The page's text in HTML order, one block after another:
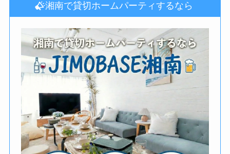
湘南で貸切ホームパーティするなら